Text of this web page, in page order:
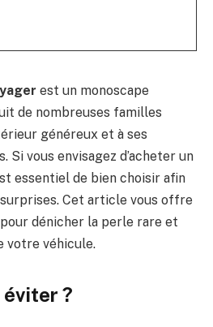
est un monoscape
de nombreuses familles
généreux et à ses
Si vous envisagez d’acheter un
essentiel de bien choisir afin
surprises. Cet article vous offre
dénicher la perle rare et
votre véhicule.
éviter ?